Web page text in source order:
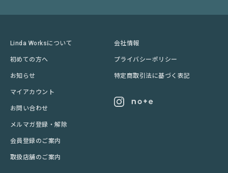
Linda Worksについて
初めての方へ
お知らせ
マイアカウント
お問い合わせ
メルマガ登録・解除
会員登録のご案内
取扱店舗のご案内
会社情報
プライバシーポリシー
特定商取引法に基づく表記